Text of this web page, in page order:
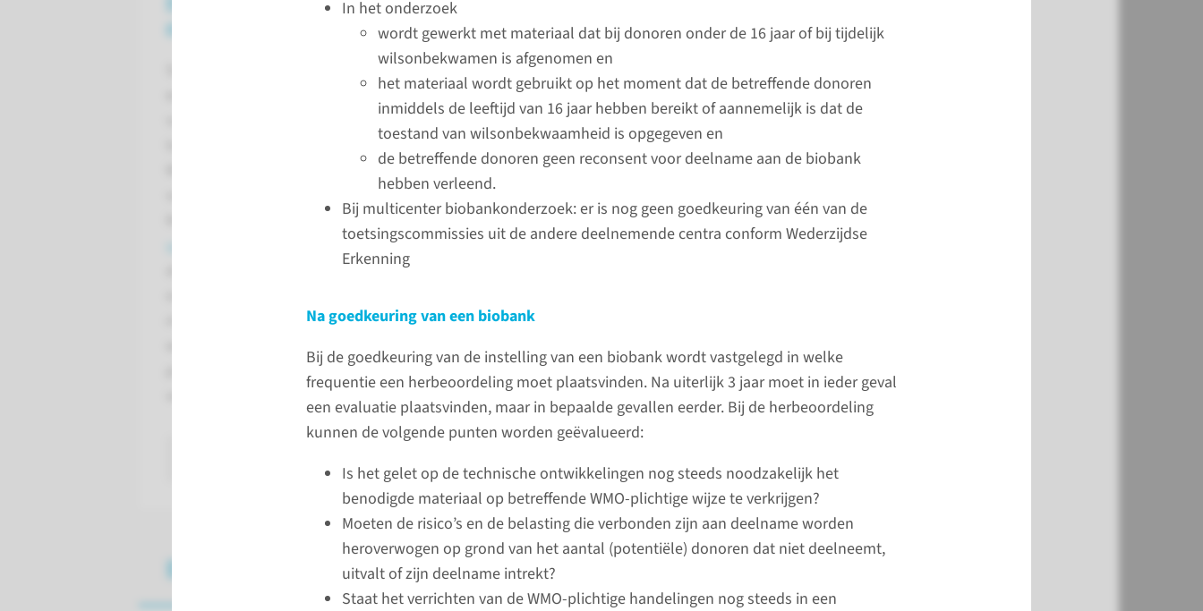
In het onderzoek
wordt gewerkt met materiaal dat bij donoren onder de 16 jaar of bij tijdelijk
wilsonbekwamen is afgenomen en
het materiaal wordt gebruikt op het moment dat de betreffende donoren
inmiddels de leeftijd van 16 jaar hebben bereikt of aannemelijk is dat de
toestand van wilsonbekwaamheid is opgegeven en
de betreffende donoren geen reconsent voor deelname aan de biobank
hebben verleend.
Bij multicenter biobankonderzoek: er is nog geen goedkeuring van één van de
toetsingscommissies uit de andere deelnemende centra conform Wederzijdse
Erkenning
Na goedkeuring van een biobank
Bij de goedkeuring van de instelling van een biobank wordt vastgelegd in welke
frequentie een herbeoordeling moet plaatsvinden. Na uiterlijk 3 jaar moet in ieder geval
een evaluatie plaatsvinden, maar in bepaalde gevallen eerder. Bij de herbeoordeling
kunnen de volgende punten worden geëvalueerd:
Is het gelet op de technische ontwikkelingen nog steeds noodzakelijk het
benodigde materiaal op betreffende WMO-plichtige wijze te verkrijgen?
Moeten de risico’s en de belasting die verbonden zijn aan deelname worden
heroverwogen op grond van het aantal (potentiële) donoren dat niet deelneemt,
uitvalt of zijn deelname intrekt?
Staat het verrichten van de WMO-plichtige handelingen nog steeds in een
commissie
lees meer
plicht
digitale portal
. Ook als het
maar u hier een bevestiging van
wilt ontvangen, kunt u via deze
procedure een niet-WMO-
Beoordeling door CMO Radboudumc